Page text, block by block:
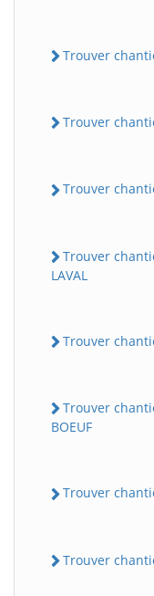
Trouver
Trouver
Trouver
Trouver
LAVAL
Trouver
Trouver
BOEUF
Trouver
Trouver